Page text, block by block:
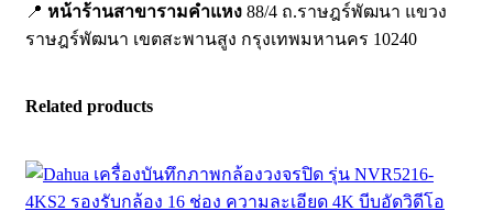
📍 หน้าร้านสาขารามคำแหง 88/4 ถ.ราษฎร์พัฒนา แขวง
ราษฎร์พัฒนา เขตสะพานสูง กรุงเทพมหานคร 10240
Related products